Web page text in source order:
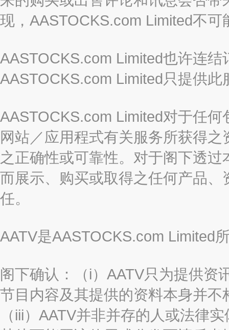
现，AASTOCKS.com Limited不
AASTOCKS.com Limited也许连
AASTOCKS.com Limited只提供
AASTOCKS.com Limited对于任
网站／应用程式有关服务所获得
之正确性或可靠性。对于阁下透
而展示、购买或取得之任何产品
任。
AATV是AASTOCKS.com Limited
阁下确认：（i）AATV只为提供资
节目内容及其提供的资料本身并
（iii）AATV并非并存的人或法律